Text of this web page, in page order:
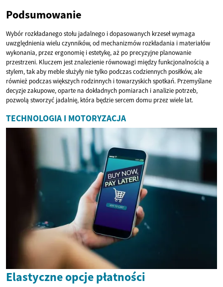
Podsumowanie
Wybór rozkładanego stołu jadalnego i dopasowanych krzeseł wymaga
uwzględnienia wielu czynników, od mechanizmów rozkładania i materiałów
wykonania, przez ergonomię i estetykę, aż po precyzyjne planowanie
przestrzeni. Kluczem jest znalezienie równowagi między funkcjonalnością a
stylem, tak aby meble służyły nie tylko podczas codziennych posiłków, ale
również podczas większych rodzinnych i towarzyskich spotkań. Przemyślane
decyzje zakupowe, oparte na dokładnych pomiarach i analizie potrzeb,
pozwolą stworzyć jadalnię, która będzie sercem domu przez wiele lat.
TECHNOLOGIA I MOTORYZACJA
Elastyczne opcje płatności